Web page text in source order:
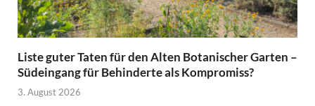
Liste guter Taten für den Alten Botanischer Garten –
Südeingang für Behinderte als Kompromiss?
3. August 2026